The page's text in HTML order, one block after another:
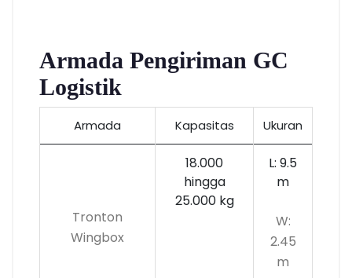
Armada Pengiriman GC
Logistik
Armada Kapasitas Ukuran
Tronton
Wingbox
18.000
hingga
25.000 kg
L: 9.5
m
W:
2.45
m